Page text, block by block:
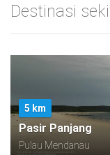
Destinasi
5 km
Pasir Panjang
Pulau Mendanau